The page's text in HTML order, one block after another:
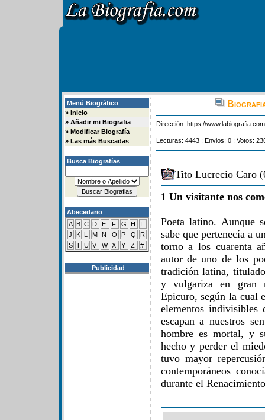
Menú Biográfico
» Inicio
» Añadir mi Biografia
» Modificar Biografía
» Las más Buscadas
Busca Biografías
Abecedario
A B C D E F G H
I
J
K L M N O P Q
R
S T U V W X Y Z #
Publicidad
Dirección: https://
Lecturas: 4443 : Envios: 0 : Votos:
Tito Lucrecio Caro
1 Un visitante nos
Poeta latino. Aunque
sabe que pertenecía a
torno a los cuarenta
autor de uno de los
tradición latina,
y vulgariza en gran
Epicuro, según la cual
elementos indivisibles
escapan a nuestros
hombre es mortal, y
hecho y perder el
tuvo mayor
contemporáneos
durante el